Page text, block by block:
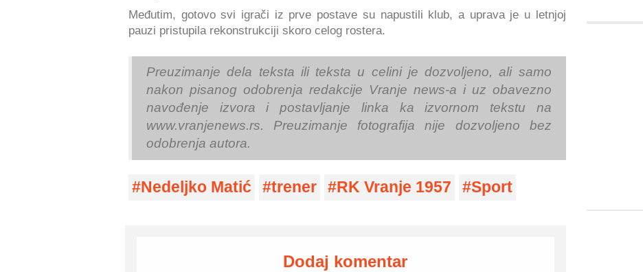
Međutim, gotovo svi igrači iz prve postave su napustili klub, a uprava je u letnjoj
pauzi pristupila rekonstrukciji skoro celog rostera.
Preuzimanje dela teksta ili teksta u celini je dozvoljeno, ali samo
nakon pisanog odobrenja redakcije Vranje news-a i uz obavezno
navođenje izvora i postavljanje linka ka izvornom tekstu na
www.vranjenews.rs. Preuzimanje fotografija nije dozvoljeno bez
odobrenja autora.
Nedeljko Matić trener RK Vranje 1957 Sport
Dodaj komentar